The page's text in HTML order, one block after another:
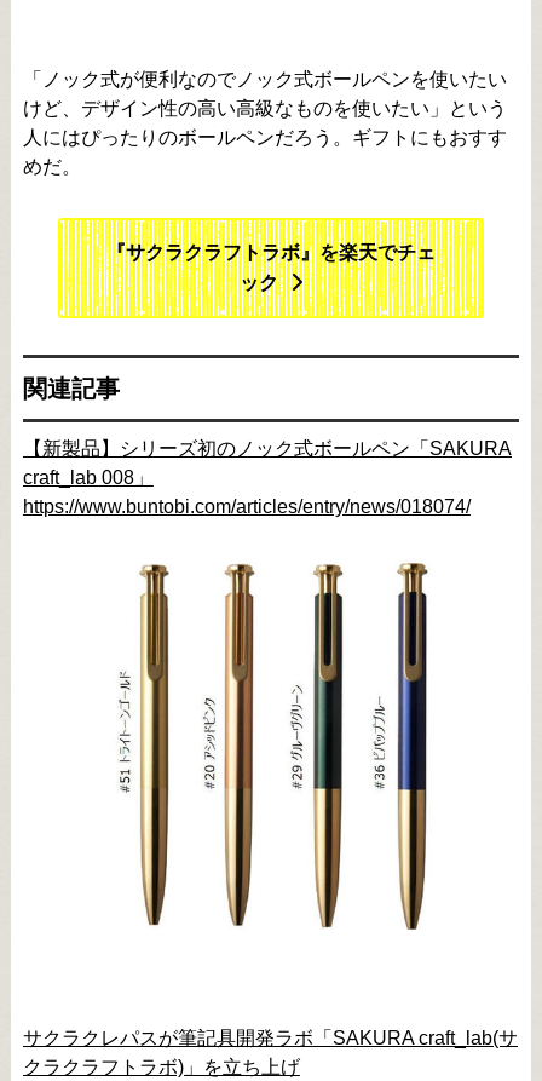
「ノック式が便利なのでノック式ボールペンを使いたい
けど、デザイン性の高い高級なものを使いたい」という
人にはぴったりのボールペンだろう。ギフトにもおすす
めだ。
『サクラクラフトラボ』を楽天でチェ
ック
関連記事
【新製品】シリーズ初のノック式ボールペン「SAKURA
craft_lab 008」
https://www.buntobi.com/articles/entry/news/018074/
サクラクレパスが筆記具開発ラボ「SAKURA craft_lab(サ
クラクラフトラボ)」を立ち上げ